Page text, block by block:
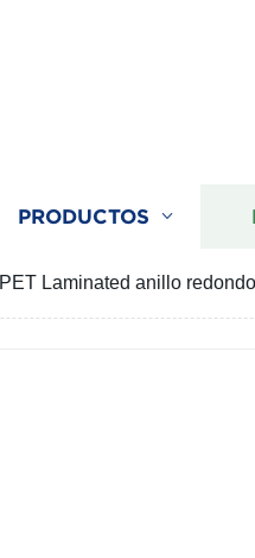
PRODUCTOS
PET Laminated anillo